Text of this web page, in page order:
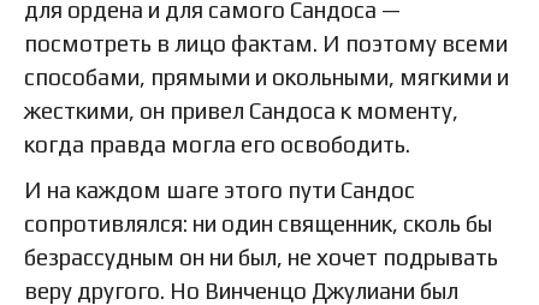
для ордена и для самого Сандоса —
посмотреть в лицо фактам. И поэтому всеми
способами, прямыми и окольными, мягкими и
жесткими, он привел Сандоса к моменту,
когда правда могла его освободить.
И на каждом шаге этого пути Сандос
сопротивлялся: ни один священник, сколь бы
безрассудным он ни был, не хочет подрывать
веру другого. Но Винченцо Джулиани был